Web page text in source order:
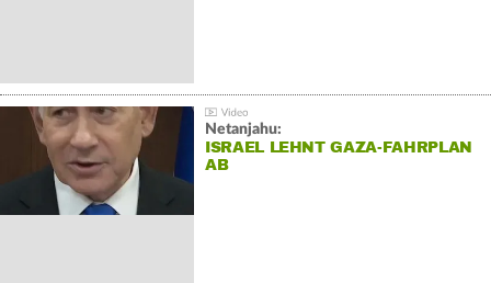
Netanjahu:
ISRAEL LEHNT GAZA-FAHRPLAN
AB